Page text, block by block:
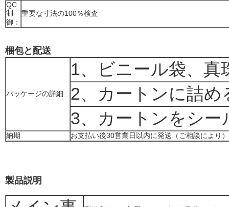
QC
制
御：
重要な寸法の100％検査
梱包と配送
パッケージの詳細
1、ビニール袋、真
2、カートンに詰め
3、カートンをシ
納期 お支払い後30営業日以内に発送（ご相談により）
製品説明